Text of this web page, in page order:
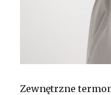
Zewnętrzne